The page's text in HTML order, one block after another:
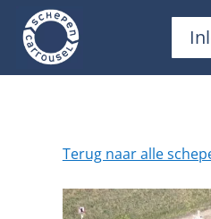
Terug naar alle